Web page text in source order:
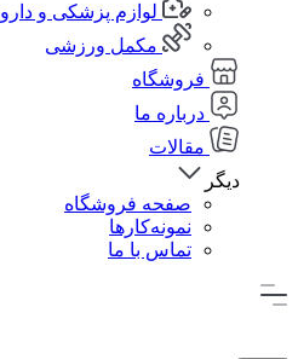
لوازم پزشکی و دارو
مکمل ورزشی
فروشگاه
درباره ما
مقالات
دیگر
صفحه فروشگاه
نمونه‌کارها
تماس با ما